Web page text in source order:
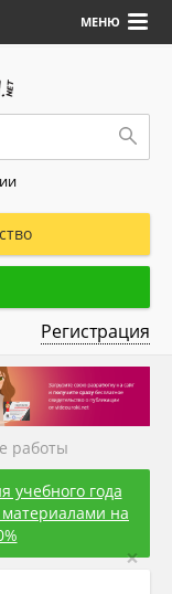
МЕНЮ
Регистрация
работы
учебного года
на
×